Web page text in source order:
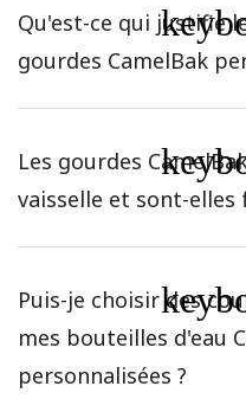
Qu'est-ce qui justifie
gourdes CamelBak
Les gourdes
vaisselle et sont-
Puis-je choisir des
mes bouteilles d'eau
personnalisées ?